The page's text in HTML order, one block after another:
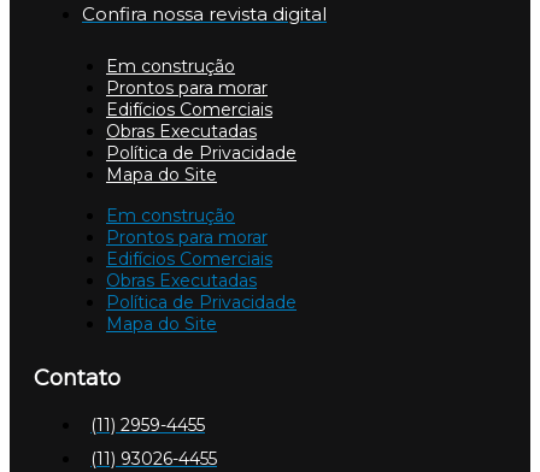
Confira nossa revista digital
Em construção
Prontos para morar
Edifícios Comerciais
Obras Executadas
Política de Privacidade
Mapa do Site
Em construção
Prontos para morar
Edifícios Comerciais
Obras Executadas
Política de Privacidade
Mapa do Site
Contato
(11) 2959-4455
(11) 93026-4455